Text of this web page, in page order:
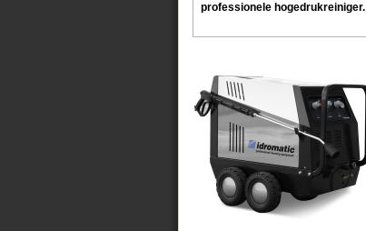
professionele hogedrukreiniger.